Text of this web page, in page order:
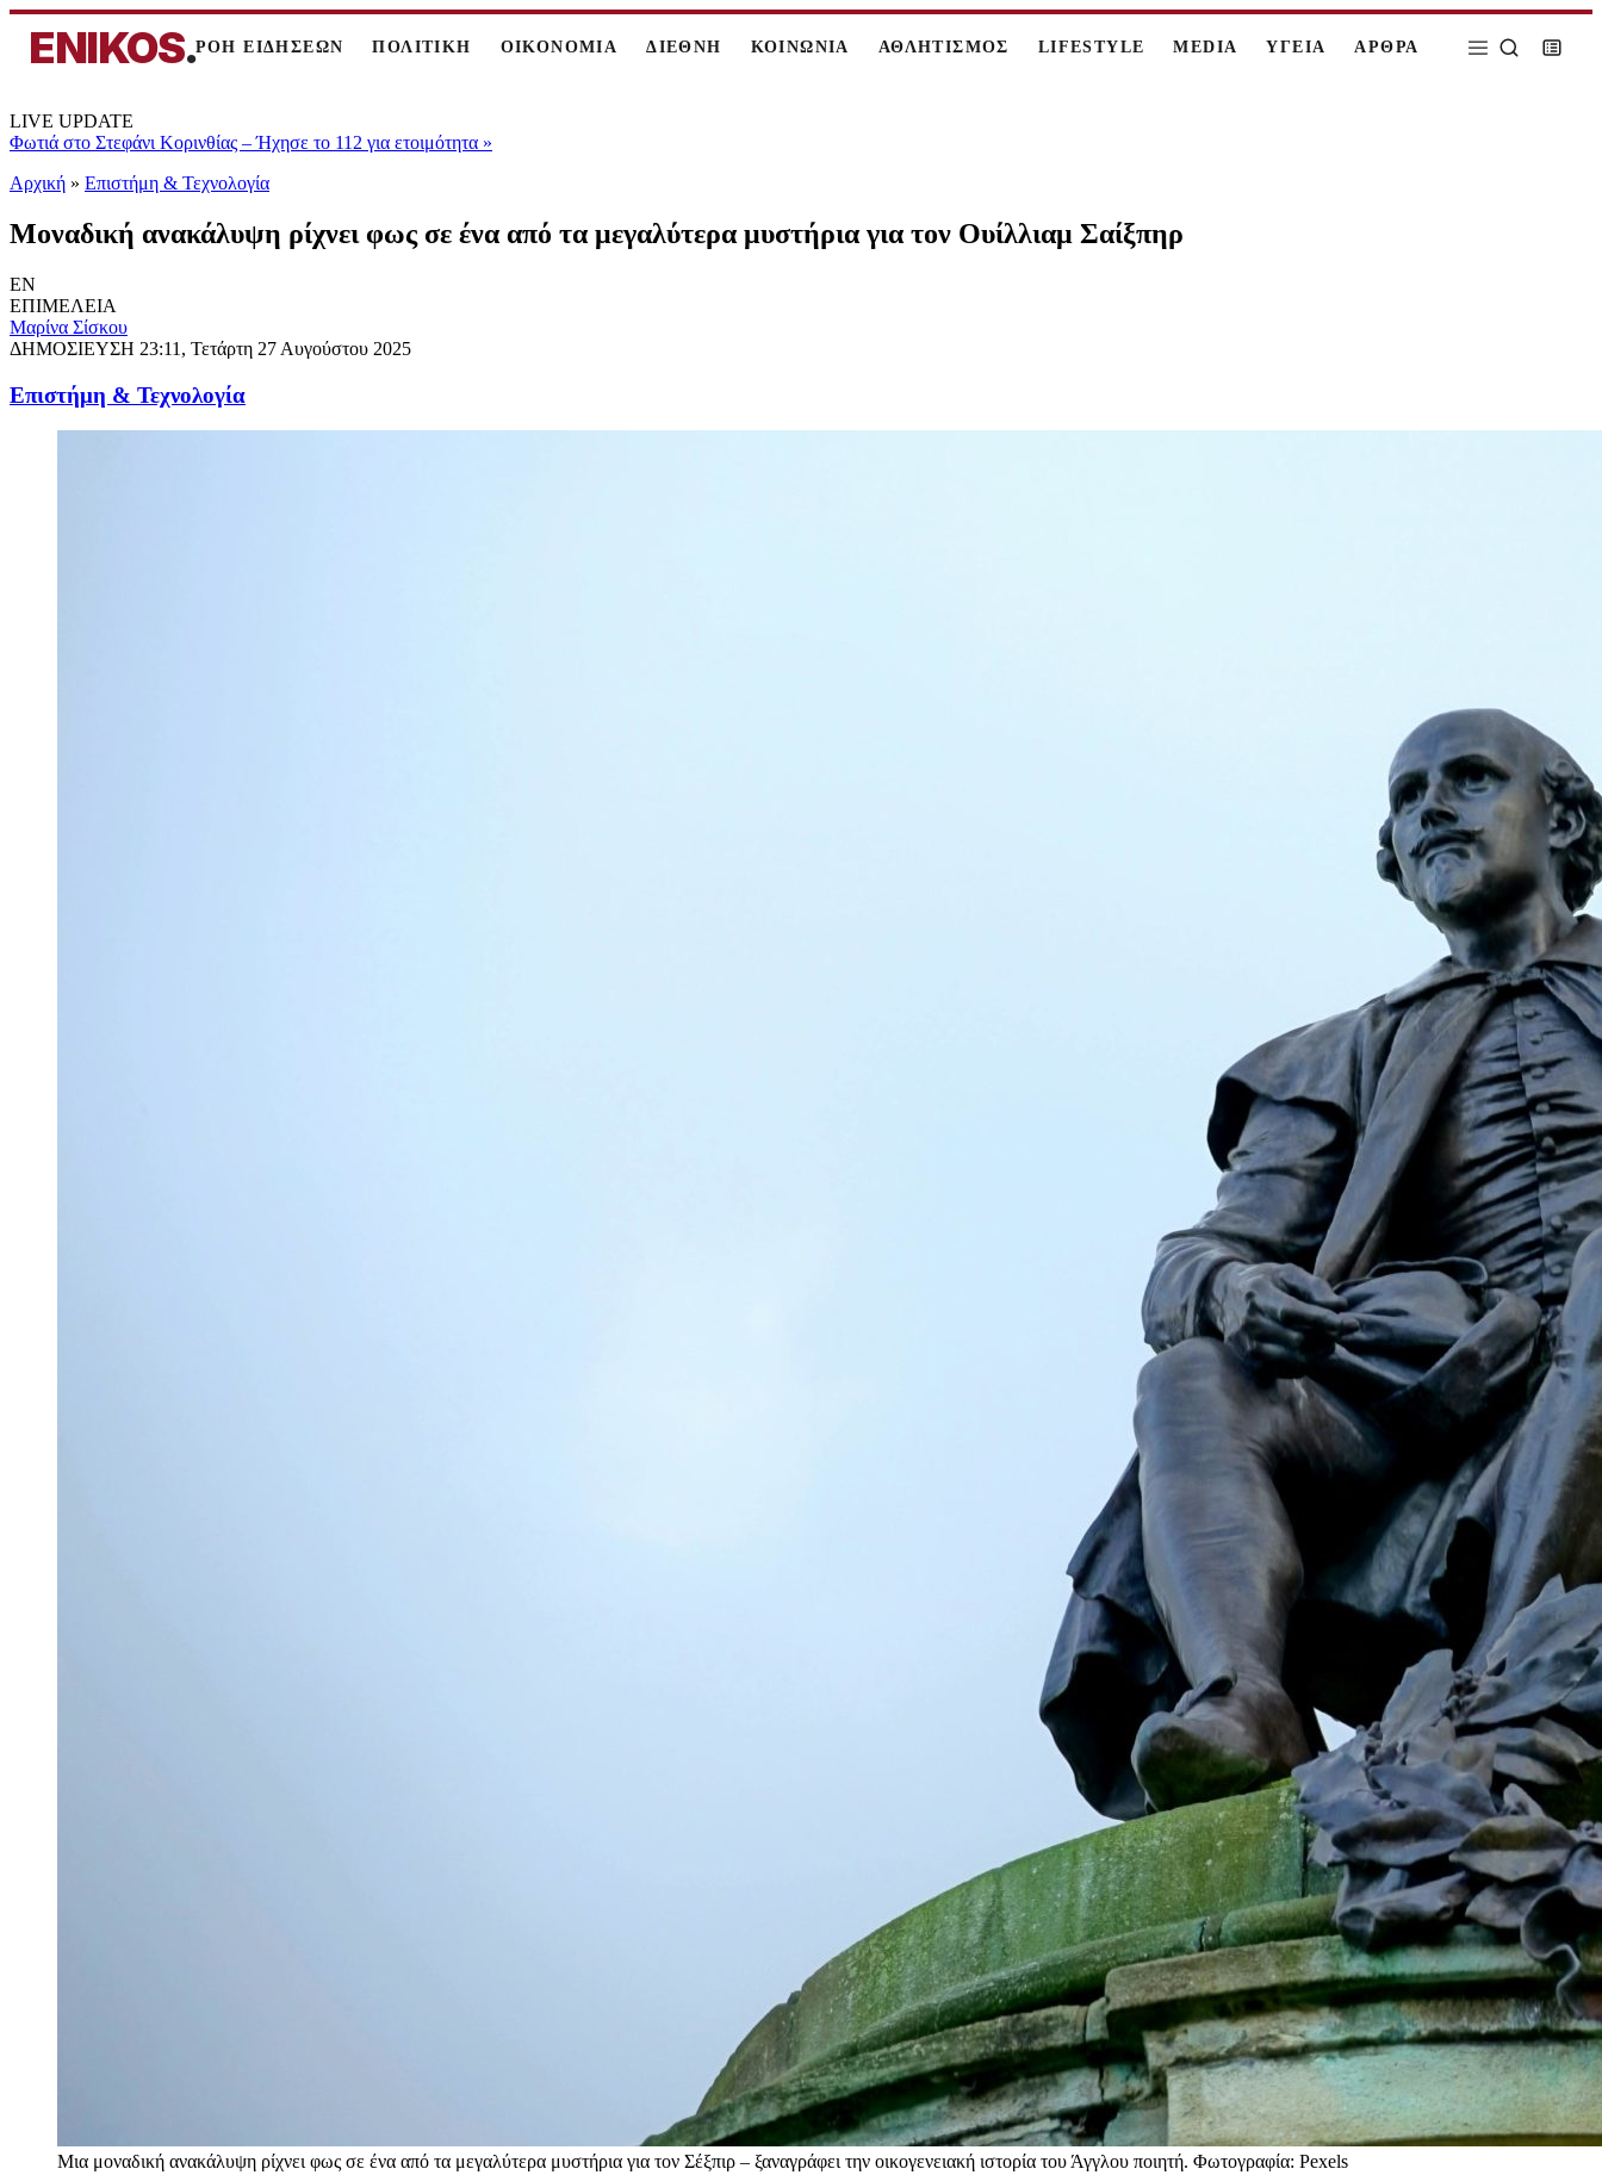
ENIKOS.ΡΟΗ ΕΙΔΗΣΕΩΝ ΠΟΛΙΤΙΚΗ ΟΙΚΟΝΟΜΙΑ ΔΙΕΘΝΗ ΚΟΙΝΩΝΙΑ ΑΘΛΗΤΙΣΜΟΣ LIFESTYLE MEDIA ΥΓΕΙΑ ΑΡΘΡΑ
LIVE UPDATE
Φωτιά στο Στεφάνι Κορινθίας – Ήχησε το 112 για ετοιμότητα »
Αρχική » Επιστήμη & Τεχνολογία
Μοναδική ανακάλυψη ρίχνει φως σε ένα από τα μεγαλύτερα μυστήρια για τον Ουίλλιαμ Σαίξπηρ
EN
ΕΠΙΜΕΛΕΙΑ
Μαρίνα Σίσκου
ΔΗΜΟΣΙΕΥΣΗ 23:11, Τετάρτη 27 Αυγούστου 2025
Επιστήμη & Τεχνολογία
Μια μοναδική ανακάλυψη ρίχνει φως σε ένα από τα μεγαλύτερα μυστήρια για τον Σέξπιρ – ξαναγράφει την οικογενειακή ιστορία του Άγγλου ποιητή. Φωτογραφία: Pexels